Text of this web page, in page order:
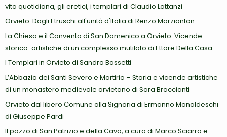
vita quotidiana, gli eretici, i templari di Claudio Lattanzi
Orvieto. Dagli Etruschi all'unità d'Italia di Renzo Marzianton
La Chiesa e il Convento di San Domenico a Orvieto. Vicende
storico-artistiche di un complesso mutilato di Ettore Della Casa
I Templari in Orvieto di Sandro Bassetti
L’Abbazia dei Santi Severo e Martirio – Storia e vicende artistiche
di un monastero medievale orvietano di Sara Braccianti
Orvieto dal libero Comune alla Signoria di Ermanno Monaldeschi
di Giuseppe Pardi
Il pozzo di San Patrizio e della Cava, a cura di Marco Sciarra e